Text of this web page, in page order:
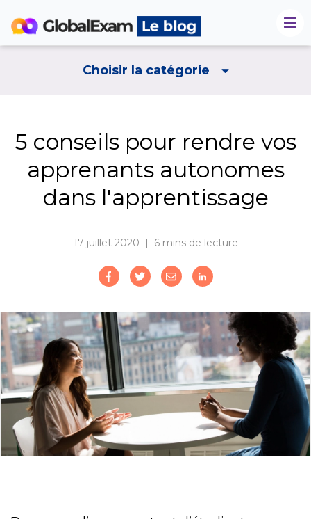
Choisir la catégorie
5 conseils pour rendre vos
apprenants autonomes
dans l'apprentissage
17 juillet 2020 | 6 mins de lecture